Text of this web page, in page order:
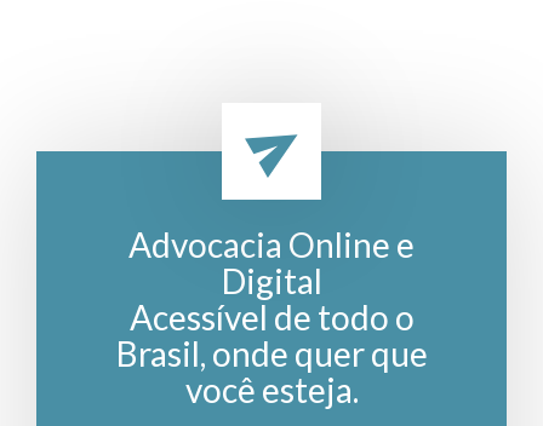
Advocacia Online e
Digital
Acessível de todo o
Brasil, onde quer que
você esteja.